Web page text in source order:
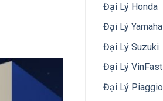
Đại Lý Honda
Đại Lý Yamaha
Đại Lý Suzuki
Đại Lý VinFast
Đại Lý Piaggio